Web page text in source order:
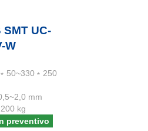
UC-
W
mm
kg
preventivo